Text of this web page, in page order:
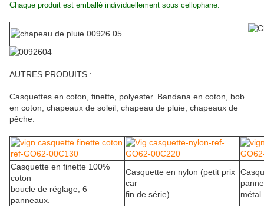
Chaque produit est emballé individuellement sous cellophane.
AUTRES PRODUITS :
Casquettes en coton, finette, polyester. Bandana en coton, bob
en coton, chapeaux de soleil, chapeau de pluie, chapeaux de
pêche.
Casquette en finette 100%
coton
boucle de réglage, 6
panneaux.
Casquette en nylon (petit prix
car
fin de série).
métal.